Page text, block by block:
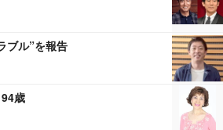
ブル”を報告
歳